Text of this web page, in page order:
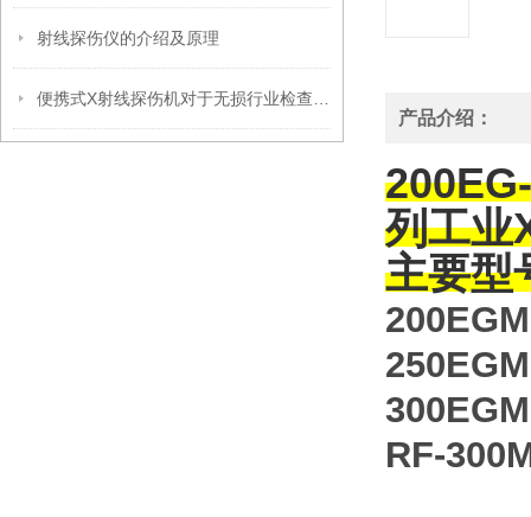
射线探伤仪的介绍及原理
产品介绍：
列工业
主要型
RF-